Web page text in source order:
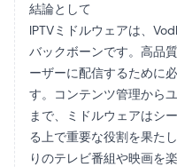
結論として
IPTVミドルウェアは、
バックボーンです。高品
ーザーに配信するために
す。コンテンツ管理から
まで、ミドルウェアはシ
る上で重要な役割を果た
りのテレビ番組や映画を